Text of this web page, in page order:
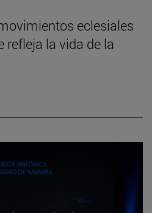
eclesiales
refleja la vida de la